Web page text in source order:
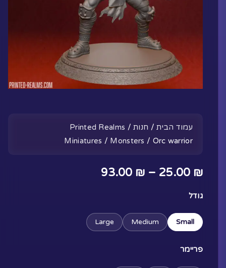
עמוד הבית/ חנות/
Printed Realms
Miniatures / Monsters / Orc warrior
25.00 ₪
–
93.00 ₪
עד
גודל
Small
Medium
Large
פריימר
כמות
Orc
Warrior